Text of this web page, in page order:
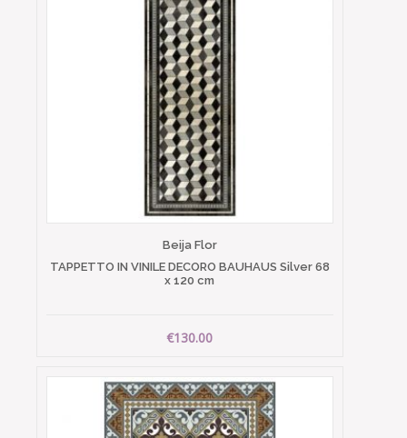
Beija Flor
TAPPETTO IN VINILE DECORO BAUHAUS Silver 68
x 120 cm
€130.00